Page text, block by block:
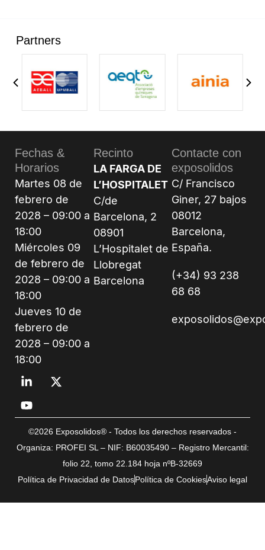
Partners
Fechas &
Horarios
Martes 08 de
febrero de
2028 – 09:00 a
18:00
Miércoles 09
de febrero de
2028 – 09:00 a
18:00
Jueves 10 de
febrero de
2028 – 09:00 a
18:00
Recinto
LA FARGA DE
L’HOSPITALET
C/de
Barcelona, 2
08901
L’Hospitalet de
Llobregat
Barcelona
Contacte con
exposolidos
C/ Francisco
Giner, 27 bajos
08012
Barcelona,
España.
(+34) 93 238
68 68
©2026 Exposolidos® - Todos los derechos reservados -
Organiza: PROFEI SL – NIF: B60035490 – Registro Mercantil:
folio 22, tomo 22.184 hoja nºB-32669
Política de Privacidad de DatosPolítica de CookiesAviso legal